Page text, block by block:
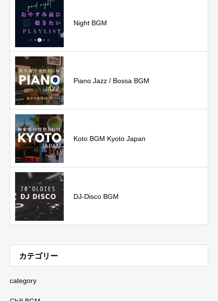
Night BGM
Piano Jazz / Bossa BGM
Koto BGM Kyoto Japan
DJ-Disco BGM
カテゴリー
category